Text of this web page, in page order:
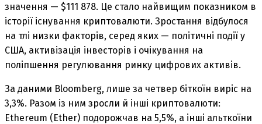
значення — $111 878. Це стало найвищим показником в
історії існування криптовалюти. Зростання відбулося
на тлі низки факторів, серед яких — політичні події у
США, активізація інвесторів і очікування на
поліпшення регулювання ринку цифрових активів.
За даними Bloomberg, лише за четвер біткоїн виріс на
3,3%. Разом із ним зросли й інші криптовалюти:
Ethereum (Ether) подорожчав на 5,5%, а інші альткоїни